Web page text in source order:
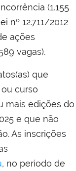
(1.155
nº 12.711/2012
ações
vagas).
que
curso
mais edições do
e que não
As inscrições
, no período de